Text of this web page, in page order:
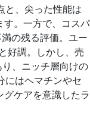
と、尖った性能は
す。一方で、コスパ
の残る評価。ユー
好調。しかし、売
、ニッチ層向けの
にはヘマチンやセ
ケアを意識したラ